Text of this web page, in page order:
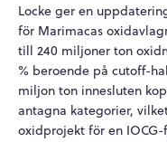
Locke ger en
för Marimacas
till 240 miljoner ton
% beroende på cutoff-
miljon ton innesluten
antagna kategorier,
oxidprojekt för en